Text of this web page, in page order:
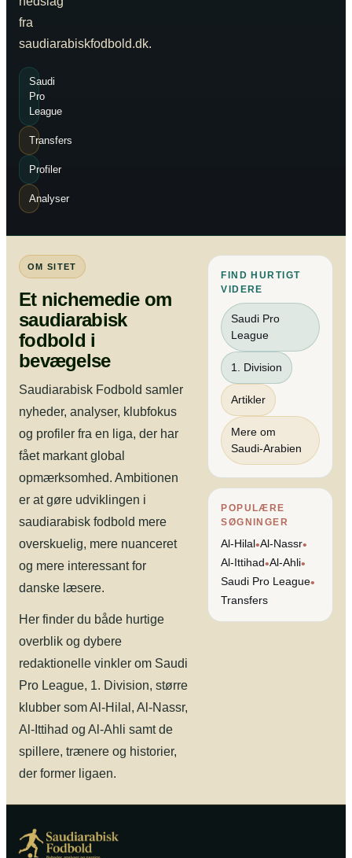
fra
saudiarabiskfodbold.dk.
Saudi
Pro
League
Transfers
Profiler
Analyser
OM SITET
Et nichemedie om
saudiarabisk
fodbold i
bevægelse
Saudiarabisk Fodbold samler
nyheder, analyser, klubfokus
og profiler fra en liga, der har
fået markant global
opmærksomhed. Ambitionen
er at gøre udviklingen i
saudiarabisk fodbold mere
overskuelig, mere nuanceret
og mere interessant for
danske læsere.
Her finder du både hurtige
overblik og dybere
redaktionelle vinkler om Saudi
Pro League, 1. Division, større
klubber som Al-Hilal, Al-Nassr,
Al-Ittihad og Al-Ahli samt de
spillere, trænere og historier,
der former ligaen.
FIND HURTIGT
VIDERE
Saudi Pro
League
1. Division
Artikler
Mere om
Saudi-Arabien
POPULÆRE
SØGNINGER
Al-Hilal•Al-Nassr•
Al-Ittihad•Al-Ahli•
Saudi Pro League•
Transfers